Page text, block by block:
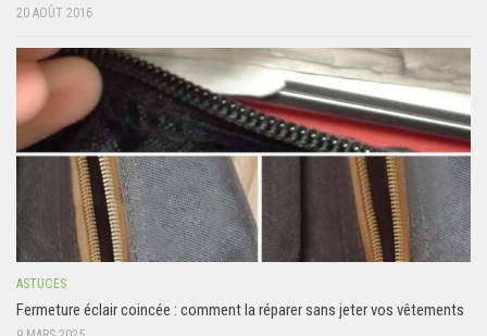
20 AOÛT 2016
ASTUCES
Fermeture éclair coincée : comment la réparer sans jeter vos vêtements